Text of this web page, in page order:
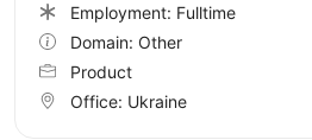
Employment: Fulltime
Domain: Other
Product
Office: Ukraine